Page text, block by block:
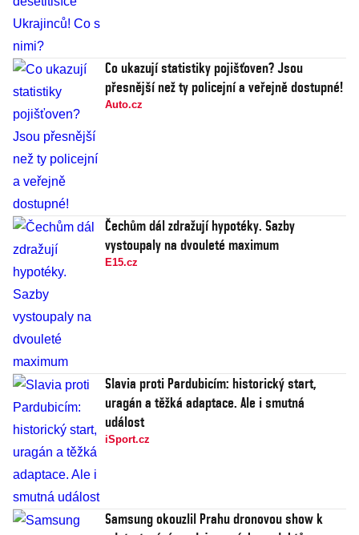
Co ukazují statistiky pojišťoven? Jsou
přesnější než ty policejní a veřejně dostupné!
Auto.cz
Čechům dál zdražují hypotéky. Sazby
vystoupaly na dvouleté maximum
E15.cz
Slavia proti Pardubicím: historický start,
uragán a těžká adaptace. Ale i smutná
událost
iSport.cz
Samsung okouzlil Prahu dronovou show k